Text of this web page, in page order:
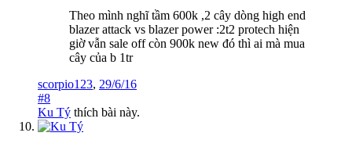
Theo mình nghĩ tầm 600k ,2 cây dòng high end
blazer attack vs blazer power :2t2 protech hiện
giờ vẫn sale off còn 900k new đó thì ai mà mua
cây của b 1tr
scorpio123, 29/6/16
#8
Ku Tý thích bài này.